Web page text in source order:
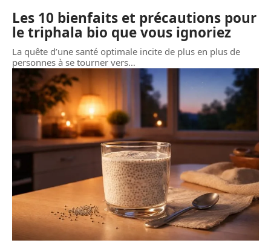
Les 10 bienfaits et précautions pour
le triphala bio que vous ignoriez
La quête d’une santé optimale incite de plus en plus de
personnes à se tourner vers…